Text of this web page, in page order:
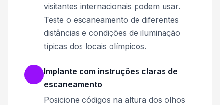
visitantes internacionais podem usar.
Teste o escaneamento de diferentes
distâncias e condições de iluminação
típicas dos locais olímpicos.
Implante com instruções claras de
escaneamento
Posicione códigos na altura dos olhos